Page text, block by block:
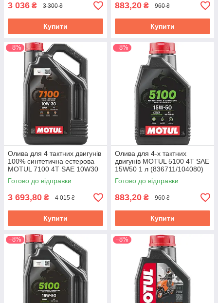
3 036 ₴ 3 300 ₴
Купити
883,20 ₴ 960 ₴
Купити
–8%
Олива для 4 тактних двигунів
100% синтетична естерова
MOTUL 7100 4T SAE 10W30
4 л (845441/104090)
Готово до відправки
3 693,80 ₴ 4 015 ₴
Купити
–8%
Олива для 4-х тактних
двигунів MOTUL 5100 4T SAE
15W50 1 л (836711/104080)
Готово до відправки
883,20 ₴ 960 ₴
Купити
–8% –8%